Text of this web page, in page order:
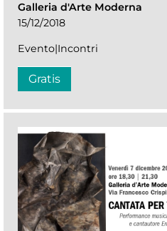
Galleria d'Arte Moderna
15/12/2018
Evento|Incontri
Gratis